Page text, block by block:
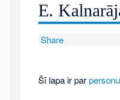
E.
Share
Šī lapa ir parpersonu